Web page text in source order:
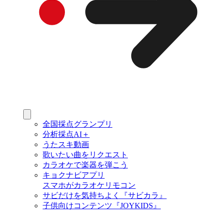
全国採点グランプリ
分析採点AI＋
うたスキ動画
歌いたい曲をリクエスト
カラオケで楽器を弾こう
キョクナビアプリ
スマホがカラオケリモコン
サビだけを気持ちよく『サビカラ』
子供向けコンテンツ『JOYKIDS』